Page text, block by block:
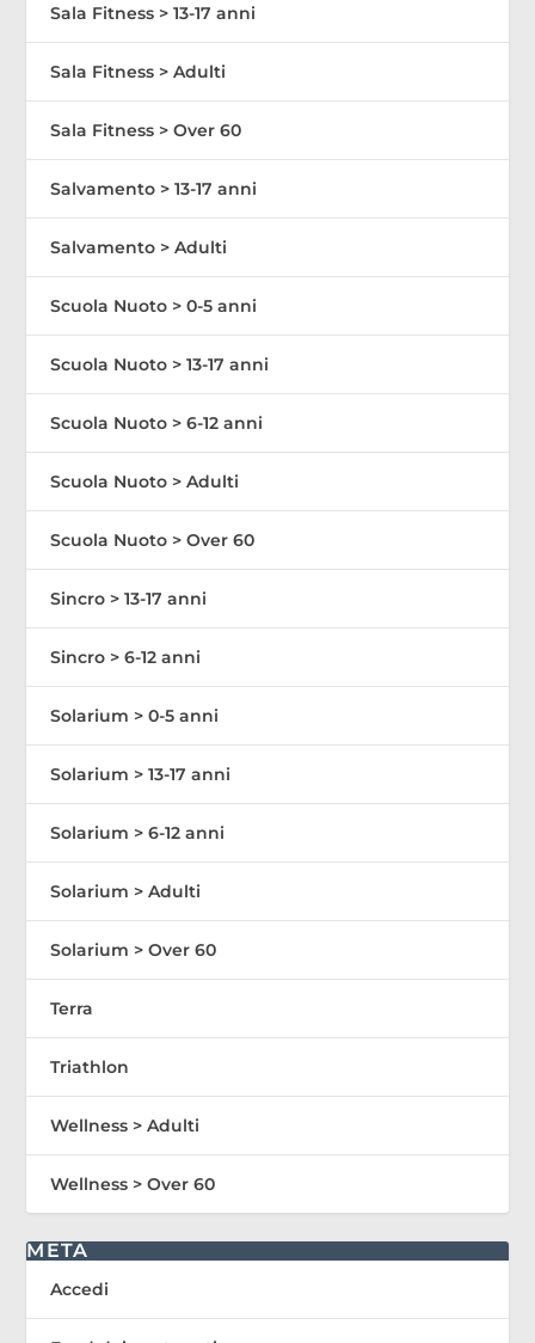
Sala Fitness > 13-17 anni
Sala Fitness > Adulti
Sala Fitness > Over 60
Salvamento > 13-17 anni
Salvamento > Adulti
Scuola Nuoto > 0-5 anni
Scuola Nuoto > 13-17 anni
Scuola Nuoto > 6-12 anni
Scuola Nuoto > Adulti
Scuola Nuoto > Over 60
Sincro > 13-17 anni
Sincro > 6-12 anni
Solarium > 0-5 anni
Solarium > 13-17 anni
Solarium > 6-12 anni
Solarium > Adulti
Solarium > Over 60
Terra
Triathlon
Wellness > Adulti
Wellness > Over 60
META
Accedi